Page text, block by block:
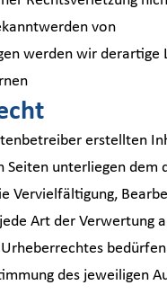
von
werden wir derartige
erstellten
Seiten unterliegen dem
Vervielfältigung,
Art der Verwertung
des jeweiligen